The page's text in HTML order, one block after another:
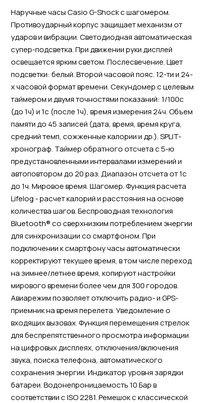
Наручные часы Casio G-Shock с шагомером.
Противоударный корпус защищает механизм от
ударов и вибрации. Светодиодная автоматическая
супер-подсветка. При движении руки дисплей
освещается ярким светом. Послесвечение. Цвет
подсветки: белый. Второй часовой пояс. 12-ти и 24-
х часовой формат времени. Секундомер с целевым
таймером и двумя точностями показаний: 1/100с
(до 1ч) и 1с (после 1ч), время измерения 24ч. Объем
памяти до 45 записей (дата, время, время круга,
средний темп, сожженные калории и др.). SPLIT-
хронограф. Таймер обратного отсчета с 5-ю
предустановленными интервалами измерений и
автоповтором до 20 раз. Диапазон отсчета от 1с
до 1ч. Мировое время. Шагомер. Функция расчета
Lifelog - расчет калорий и расстояния на основе
количества шагов. Беспроводная технология
Bluetooth® со сверхнизким потреблением энергии
для синхронизации со смартфоном. При
подключении к смартфону часы автоматически
корректируют текущее время, в том числе переход
на зимнее/летнее время, копируют настройки
мирового времени более чем для 300 городов.
Авиарежим позволяет отключить радио- и GPS-
приемник на время перелета. Уведомление о
входящих вызовах. Функция перемещения стрелок
для беспрепятственного просмотра информации
на цифровых дисплеях, отключения/включения
звука, поиска телефона, автоматического
сохранения энергии. Индикатор уровня зарядки
батареи. Водонепроницаемость 10 Бар в
соответствии с ISO 2281. Ремешок с классической